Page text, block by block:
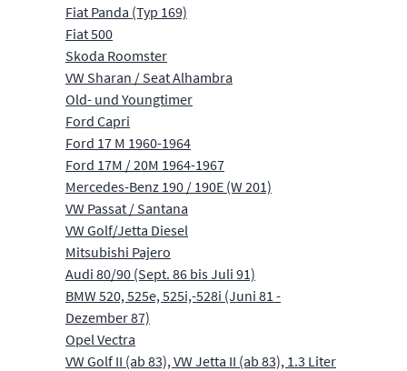
Fiat Panda (Typ 169)
Fiat 500
Skoda Roomster
VW Sharan / Seat Alhambra
Old- und Youngtimer
Ford Capri
Ford 17 M 1960-1964
Ford 17M / 20M 1964-1967
Mercedes-Benz 190 / 190E (W 201)
VW Passat / Santana
VW Golf/Jetta Diesel
Mitsubishi Pajero
Audi 80/90 (Sept. 86 bis Juli 91)
BMW 520, 525e, 525i,-528i (Juni 81 -
Dezember 87)
Opel Vectra
VW Golf II (ab 83), VW Jetta II (ab 83), 1.3 Liter